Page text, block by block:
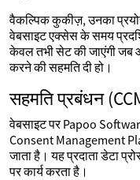
वैकल्पिक कुकीज़, उनका
वेबसाइट एक्सेस के समय
केवल तभी सेट की जाएंगी
करने की सहमति दी हो।
सहमति प्रबंधन
वेबसाइट पर Papoo
Consent Management
जाता है। यह प्रदाता डेटा
पर कार्य करता है।